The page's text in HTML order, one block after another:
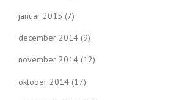
januar 2015 (7)
december 2014 (9)
november 2014 (12)
oktober 2014 (17)